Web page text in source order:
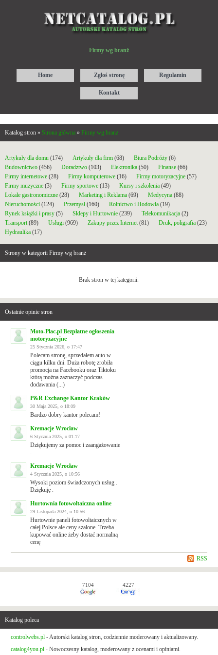
Firmy wg branż
Home Zgłoś stronę Regulamin
Kontakt
Katalog stron » Strona główna » Firmy wg branż
Artykuły dla domu (174) Artykuły dla firm (68) Biura Podróży (6)
Budownictwo (456) Doradztwo (103) Elektronika (50) Finanse (66)
Firmy internetowe (28) Firmy komputerowe (16) Firmy motoryzacyjne (57)
Firmy muzyczne (3) Firmy sportowe (13) Kursy i szkolenia (49)
Lokale gastronomiczne (28) Marketing i Reklama (69) Medycyna (88)
Nieruchomości (124) Przemysł(160) Rolnictwo i Hodowla (19)
Rynek książki i prasy (5) Sklepy i Hurtownie (239) Telekomunikacja (2)
Transport (89) Usługi (969) Zakupy przez Internet (81) Druk, poligrafia (23)
Hydraulika (17)
Strony w kategorii Firmy wg branż
Brak stron w tej kategorii.
Ostatnie opinie stron
Moto-Plac.pl Bezpłatne ogłoszenia
motoryzacyjne
25 Stycznia 2026, o 17:47
Polecam stronę, sprzedałem auto w
ciągu kilku dni. Duża robotę zrobiła
promocja na Facebooku oraz Tiktoku
którą można zaznaczyć podczas
dodawania (...)
P&R Exchange Kantor Kraków
30 Maja 2025, o 18:09
Bardzo dobry kantor polecam!
Kremacje Wrocław
6 Stycznia 2025, o 01:17
Dziękujemy za pomoc i zaangażowanie
Kremacje Wrocław
4 Stycznia 2025, o 10:56
Wysoki poziom świadczonych usług .
Dziękuję .
Hurtownia fotowoltaiczna online
29 Listopada 2024, o 10:56
Hurtownie paneli fotowoltaicznych w
całej Polsce ale ceny szalone. Trzeba
kupować online żeby dostać normalną
cenę
RSS
7104 4227
Katalog poleca
controlwebs.pl - Autorski katalog stron, codziennie moderowany i aktualizowany.
catalog4you.pl - Nowoczesny katalog, moderowany z ocenami i opiniami.